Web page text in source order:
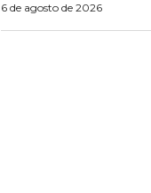
6 de agosto de 2026